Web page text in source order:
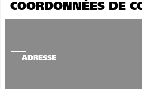
COORDONNÉES DE
ADRESSE